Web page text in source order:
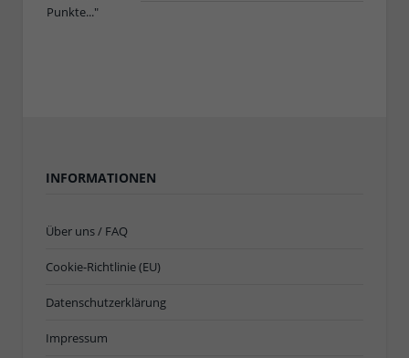
INFORMATIONEN
Über uns / FAQ
Cookie-Richtlinie (EU)
Datenschutzerklärung
Impressum